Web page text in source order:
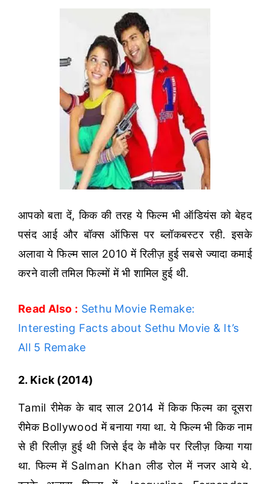
आपको बता दें, किक की तरह ये फिल्म भी ऑडियंस को बेहद
पसंद आई और बॉक्स ऑफिस पर ब्लॉकबस्टर रही. इसके
अलावा ये फिल्म साल 2010 में रिलीज़ हुई सबसे ज्यादा कमाई
करने वाली तमिल फिल्मों में भी शामिल हुई थी.
Read Also : Sethu Movie Remake:
Interesting Facts about Sethu Movie & It’s
All 5 Remake
2. Kick (2014)
Tamil रीमेक के बाद साल 2014 में किक फिल्म का दूसरा
रीमेक Bollywood में बनाया गया था. ये फिल्म भी किक नाम
से ही रिलीज़ हुई थी जिसे ईद के मौके पर रिलीज़ किया गया
था. फिल्म में Salman Khan लीड रोल में नजर आये थे.